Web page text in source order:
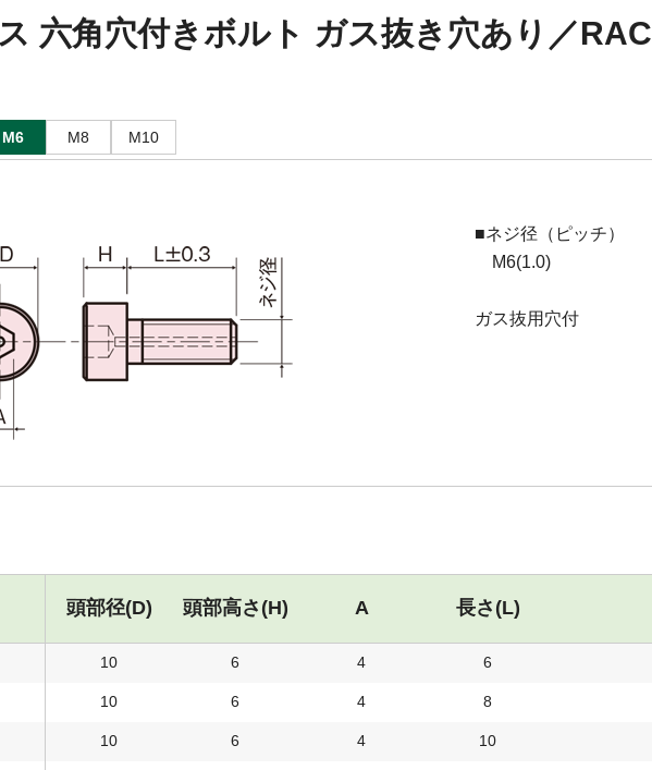
六角穴付きボルト ガス抜き穴あり／RAC
M6 M8 M10
■ネジ径（ピッチ）
M6(1.0)
ガス抜用穴付
頭部径(D) 頭部高さ(H) A 長さ(L)
10 6 4 6
10 6 4 8
10 6 4 10